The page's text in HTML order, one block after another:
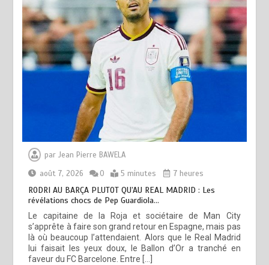
parJean Pierre BAWELA
août 7, 2026
0 5 minutes 7 heures
RODRI AU BARÇA PLUTOT QU’AU REAL MADRID : Les
révélations chocs de Pep Guardiola…
Le capitaine de la Roja et sociétaire de Man City
s’apprête à faire son grand retour en Espagne, mais pas
là où beaucoup l’attendaient. Alors que le Real Madrid
lui faisait les yeux doux, le Ballon d’Or a tranché en
faveur du FC Barcelone. Entre […]